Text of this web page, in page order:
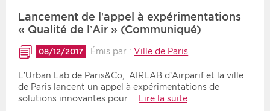
Lancement de l’appel à expérimentations
« Qualité de l’Air » (Communiqué)
08/12/2017 Émis par :Ville de Paris
L’Urban Lab de Paris&Co, AIRLAB d’Airparif et la ville
de Paris lancent un appel à expérimentations de
solutions innovantes pour…
Lire la suite